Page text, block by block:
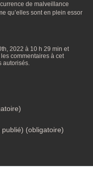
de malveillance
qu’elles sont en plein essor
2022 à 10 h 29 min et
commentaires à cet
autorisés.
publié) (obligatoire)